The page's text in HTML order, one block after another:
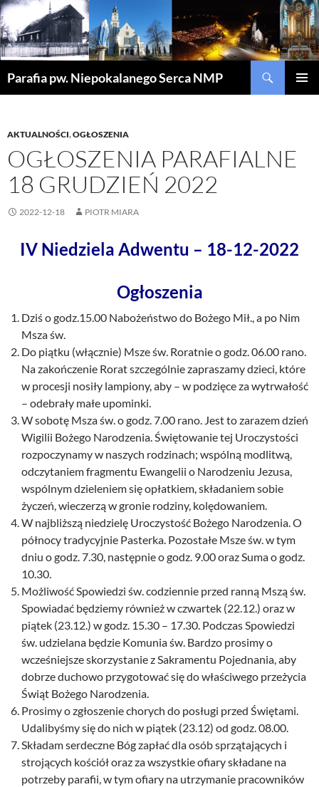
Parafia pw. Niepokalanego Serca NMP
AKTUALNOŚCI,OGŁOSZENIA
OGŁOSZENIA PARAFIALNE
18 GRUDZIEŃ 2022
2022-12-18 PIOTR MIARA
IV Niedziela Adwentu – 18-12-2022
Ogłoszenia
Dziś o godz.15.00 Nabożeństwo do Bożego Mił., a po Nim
Msza św.
Do piątku (włącznie) Msze św. Roratnie o godz. 06.00 rano.
Na zakończenie Rorat szczególnie zapraszamy dzieci, które
w procesji nosiły lampiony, aby – w podzięce za wytrwałość
– odebrały małe upominki.
W sobotę Msza św. o godz. 7.00 rano. Jest to zarazem dzień
Wigilii Bożego Narodzenia. Świętowanie tej Uroczystości
rozpoczynamy w naszych rodzinach; wspólną modlitwą,
odczytaniem fragmentu Ewangelii o Narodzeniu Jezusa,
wspólnym dzieleniem się opłatkiem, składaniem sobie
życzeń, wieczerzą w gronie rodziny, kolędowaniem.
W najbliższą niedzielę Uroczystość Bożego Narodzenia. O
północy tradycyjnie Pasterka. Pozostałe Msze św. w tym
dniu o godz. 7.30, następnie o godz. 9.00 oraz Suma o godz.
10.30.
Możliwość Spowiedzi św. codziennie przed ranną Mszą św.
Spowiadać będziemy również w czwartek (22.12.) oraz w
piątek (23.12.) w godz. 15.30 – 17.30. Podczas Spowiedzi
św. udzielana będzie Komunia św. Bardzo prosimy o
wcześniejsze skorzystanie z Sakramentu Pojednania, aby
dobrze duchowo przygotować się do właściwego przeżycia
Świąt Bożego Narodzenia.
Prosimy o zgłoszenie chorych do posługi przed Świętami.
Udalibyśmy się do nich w piątek (23.12) od godz. 08.00.
Składam serdeczne Bóg zapłać dla osób sprzątających i
strojących kościół oraz za wszystkie ofiary składane na
potrzeby parafii, w tym ofiary na utrzymanie pracowników